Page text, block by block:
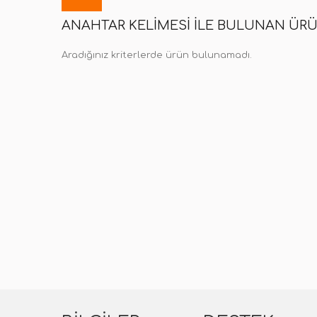
ANAHTAR KELIMESI ILE BULUNAN
Aradığınız kriterlerde ürün bulunamadı.